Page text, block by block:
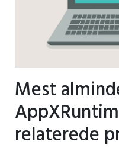
Mest
relaterede